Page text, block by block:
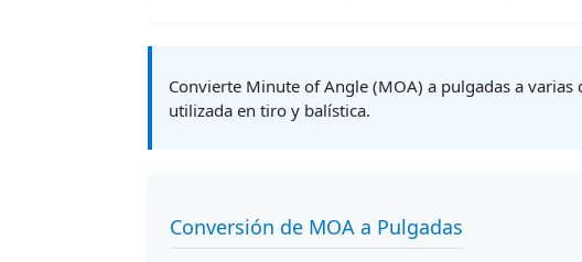
Convierte Minute of Angle (MOA) a pulgadas a
utilizada en tiro y balística.
Conversión de MOA a Pulgadas